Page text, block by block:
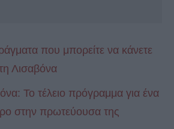
που μπορείτε να κάνετε
Λισαβόνα
Το τέλειο πρόγραμμα για ένα
στην πρωτεύουσα της